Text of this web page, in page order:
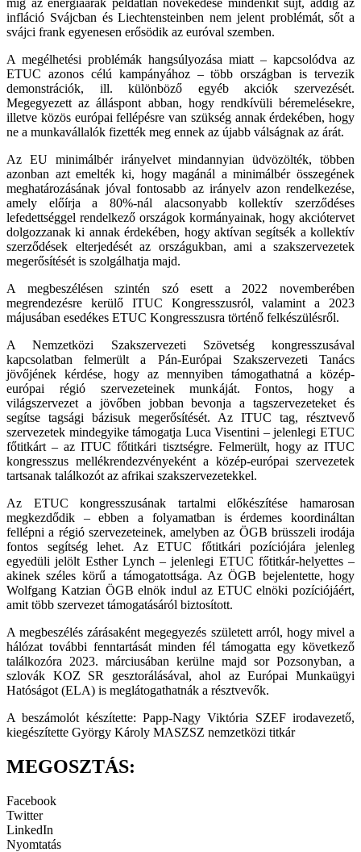
míg az energiaárak példátlan növekedése mindenkit sújt, addig az
infláció Svájcban és Liechtensteinben nem jelent problémát, sőt a
svájci frank egyenesen erősödik az euróval szemben.
A megélhetési problémák hangsúlyozása miatt – kapcsolódva az
ETUC azonos célú kampányához – több országban is tervezik
demonstrációk, ill. különböző egyéb akciók szervezését.
Megegyezett az álláspont abban, hogy rendkívüli béremelésekre,
illetve közös európai fellépésre van szükség annak érdekében, hogy
ne a munkavállalók fizették meg ennek az újabb válságnak az árát.
Az EU minimálbér irányelvet mindannyian üdvözölték, többen
azonban azt emelték ki, hogy magánál a minimálbér összegének
meghatározásának jóval fontosabb az irányelv azon rendelkezése,
amely előírja a 80%-nál alacsonyabb kollektív szerződéses
lefedettséggel rendelkező országok kormányainak, hogy akciótervet
dolgozzanak ki annak érdekében, hogy aktívan segítsék a kollektív
szerződések elterjedését az országukban, ami a szakszervezetek
megerősítését is szolgálhatja majd.
A megbeszélésen szintén szó esett a 2022 novemberében
megrendezésre kerülő ITUC Kongresszusról, valamint a 2023
májusában esedékes ETUC Kongresszusra történő felkészülésről.
A Nemzetközi Szakszervezeti Szövetség kongresszusával
kapcsolatban felmerült a Pán-Európai Szakszervezeti Tanács
jövőjének kérdése, hogy az mennyiben támogathatná a közép-
európai régió szervezeteinek munkáját. Fontos, hogy a
világszervezet a jövőben jobban bevonja a tagszervezeteket és
segítse tagsági bázisuk megerősítését. Az ITUC tag, résztvevő
szervezetek mindegyike támogatja Luca Visentini – jelenlegi ETUC
főtitkárt – az ITUC főtitkári tisztségre. Felmerült, hogy az ITUC
kongresszus mellékrendezvényeként a közép-európai szervezetek
tartsanak találkozót az afrikai szakszervezetekkel.
Az ETUC kongresszusának tartalmi előkészítése hamarosan
megkezdődik – ebben a folyamatban is érdemes koordináltan
fellépni a régió szervezeteinek, amelyben az ÖGB brüsszeli irodája
fontos segítség lehet. Az ETUC főtitkári pozíciójára jelenleg
egyedüli jelölt Esther Lynch – jelenlegi ETUC főtitkár-helyettes –
akinek széles körű a támogatottsága. Az ÖGB bejelentette, hogy
Wolfgang Katzian ÖGB elnök indul az ETUC elnöki pozíciójáért,
amit több szervezet támogatásáról biztosított.
A megbeszélés zárásaként megegyezés született arról, hogy mivel a
hálózat további fenntartását minden fél támogatta egy következő
találkozóra 2023. márciusában kerülne majd sor Pozsonyban, a
szlovák KOZ SR gesztorálásával, ahol az Európai Munkaügyi
Hatóságot (ELA) is meglátogathatnák a résztvevők.
A beszámolót készítette: Papp-Nagy Viktória SZEF irodavezető,
kiegészítette György Károly MASZSZ nemzetközi titkár
MEGOSZTÁS:
Facebook
Twitter
LinkedIn
Nyomtatás